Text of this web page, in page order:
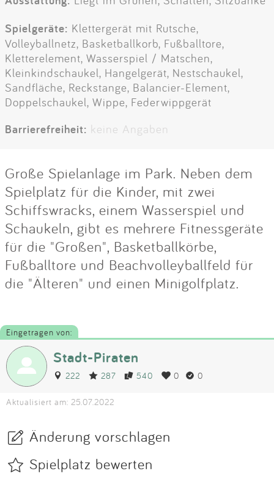
Spielgeräte: Klettergerät mit Rutsche,
Volleyballnetz, Basketballkorb, Fußballtore,
Kletterelement, Wasserspiel / Matschen,
Kleinkindschaukel, Hangelgerät, Nestschaukel,
Sandfläche, Reckstange, Balancier-Element,
Doppelschaukel, Wippe, Federwippgerät
Barrierefreiheit: keine Angaben
Große Spielanlage im Park. Neben dem
Spielplatz für die Kinder, mit zwei
Schiffswracks, einem Wasserspiel und
Schaukeln, gibt es mehrere Fitnessgeräte
für die "Großen", Basketballkörbe,
Fußballtore und Beachvolleyballfeld für
die "Älteren" und einen Minigolfplatz.
Eingetragen von:
Stadt-Piraten
222 287 540 0 0
Aktualisiert am: 25.07.2022
Änderung vorschlagen
Spielplatz bewerten